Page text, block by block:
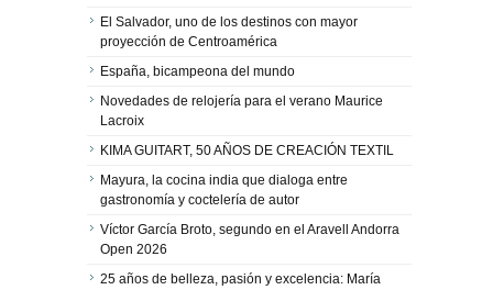
El Salvador, uno de los destinos con mayor
proyección de Centroamérica
España, bicampeona del mundo
Novedades de relojería para el verano Maurice
Lacroix
KIMA GUITART, 50 AÑOS DE CREACIÓN TEXTIL
Mayura, la cocina india que dialoga entre
gastronomía y coctelería de autor
Víctor García Broto, segundo en el Aravell Andorra
Open 2026
25 años de belleza, pasión y excelencia: María